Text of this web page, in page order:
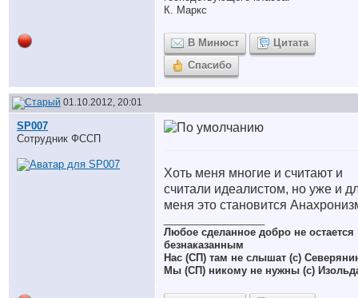
К. Маркс
В Минюст
Цитата
Спасибо
01.10.2012, 20:01
SP007
Сотрудник ФССП
Хоть меня многие и считают и
считали идеалистом, но уже и
меня это становится
Любое сделанное добро не остается
безнаказанным
Нас (СП) там не слышат (с)
Мы (СП) никому не нужны (с)